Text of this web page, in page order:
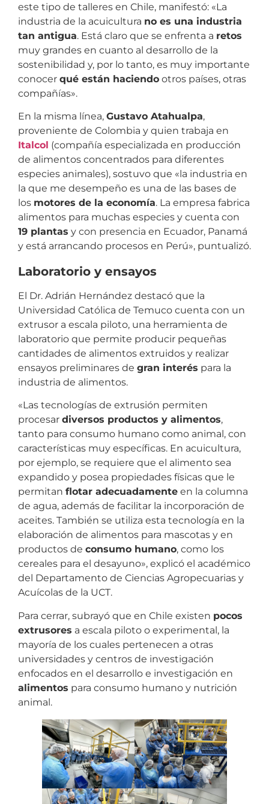
este tipo de talleres en Chile, manifestó: «La
industria de la acuicultura no es una industria
tan antigua. Está claro que se enfrenta a retos
muy grandes en cuanto al desarrollo de la
sostenibilidad y, por lo tanto, es muy importante
conocer qué están haciendo otros países, otras
compañías».
En la misma línea, Gustavo Atahualpa,
proveniente de Colombia y quien trabaja en
Italcol (compañía especializada en producción
de alimentos concentrados para diferentes
especies animales), sostuvo que «la industria en
la que me desempeño es una de las bases de
los motores de la economía. La empresa fabrica
alimentos para muchas especies y cuenta con
19 plantas y con presencia en Ecuador, Panamá
y está arrancando procesos en Perú», puntualizó.
Laboratorio y ensayos
El Dr. Adrián Hernández destacó que la
Universidad Católica de Temuco cuenta con un
extrusor a escala piloto, una herramienta de
laboratorio que permite producir pequeñas
cantidades de alimentos extruidos y realizar
ensayos preliminares de gran interés para la
industria de alimentos.
«Las tecnologías de extrusión permiten
procesar diversos productos y alimentos,
tanto para consumo humano como animal, con
características muy específicas. En acuicultura,
por ejemplo, se requiere que el alimento sea
expandido y posea propiedades físicas que le
permitan flotar adecuadamente en la columna
de agua, además de facilitar la incorporación de
aceites. También se utiliza esta tecnología en la
elaboración de alimentos para mascotas y en
productos de consumo humano, como los
cereales para el desayuno», explicó el académico
del Departamento de Ciencias Agropecuarias y
Acuícolas de la UCT.
Para cerrar, subrayó que en Chile existen pocos
extrusores a escala piloto o experimental, la
mayoría de los cuales pertenecen a otras
universidades y centros de investigación
enfocados en el desarrollo e investigación en
alimentos para consumo humano y nutrición
animal.